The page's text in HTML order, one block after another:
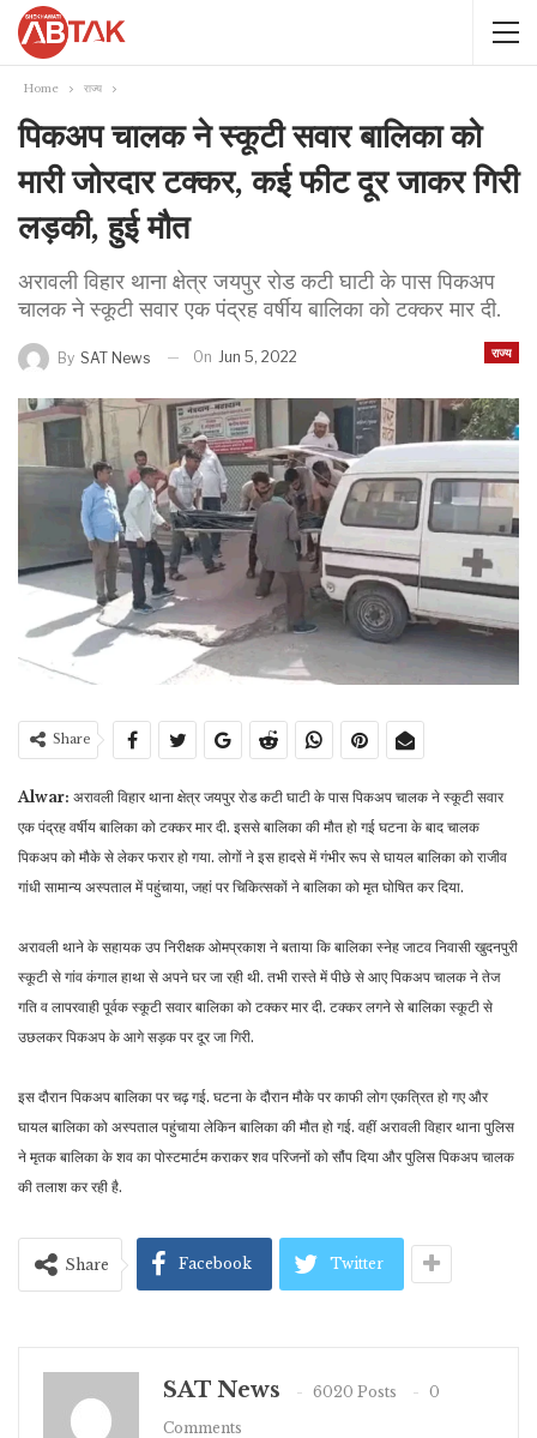
Home राज्य
पिकअप चालक ने स्कूटी सवार बालिका को
मारी जोरदार टक्कर, कई फीट दूर जाकर गिरी
लड़की, हुई मौत
अरावली विहार थाना क्षेत्र जयपुर रोड कटी घाटी के पास पिकअप
चालक ने स्कूटी सवार एक पंद्रह वर्षीय बालिका को टक्कर मार दी.
राज्य
By SAT News On Jun 5, 2022
Share
Alwar: अरावली विहार थाना क्षेत्र जयपुर रोड कटी घाटी के पास पिकअप चालक ने स्कूटी सवार
एक पंद्रह वर्षीय बालिका को टक्कर मार दी. इससे बालिका की मौत हो गई घटना के बाद चालक
पिकअप को मौके से लेकर फरार हो गया. लोगों ने इस हादसे में गंभीर रूप से घायल बालिका को राजीव
गांधी सामान्य अस्पताल में पहुंचाया, जहां पर चिकित्सकों ने बालिका को मृत घोषित कर दिया.
अरावली थाने के सहायक उप निरीक्षक ओमप्रकाश ने बताया कि बालिका स्नेह जाटव निवासी खुदनपुरी
स्कूटी से गांव कंगाल हाथा से अपने घर जा रही थी. तभी रास्ते में पीछे से आए पिकअप चालक ने तेज
गति व लापरवाही पूर्वक स्कूटी सवार बालिका को टक्कर मार दी. टक्कर लगने से बालिका स्कूटी से
उछलकर पिकअप के आगे सड़क पर दूर जा गिरी.
इस दौरान पिकअप बालिका पर चढ़ गई. घटना के दौरान मौके पर काफी लोग एकत्रित हो गए और
घायल बालिका को अस्पताल पहुंचाया लेकिन बालिका की मौत हो गई. वहीं अरावली विहार थाना पुलिस
ने मृतक बालिका के शव का पोस्टमार्टम कराकर शव परिजनों को सौंप दिया और पुलिस पिकअप चालक
की तलाश कर रही है.
Share Facebook Twitter
SAT News 6020 Posts
0
Comments